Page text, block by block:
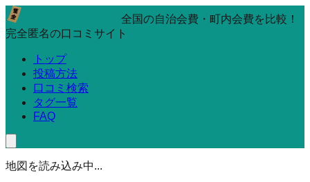
全国の自治会費・町内会費を比較！
完全匿名の口コミサイト
トップ
投稿方法
口コミ検索
タグ一覧
FAQ
地図を読み込み中...